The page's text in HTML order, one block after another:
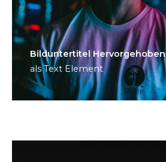
Bild­unter­titel Hervorgehoben
als Text Element